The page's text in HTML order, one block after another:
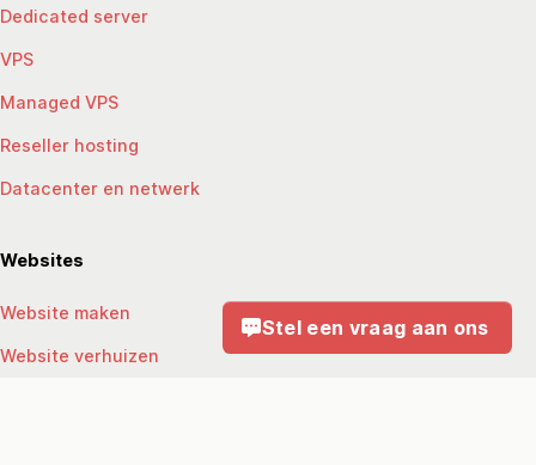
Stel een vraag aan ons
Dedicated server
VPS
Managed VPS
Reseller hosting
Datacenter en netwerk
Websites
Website maken
Website verhuizen